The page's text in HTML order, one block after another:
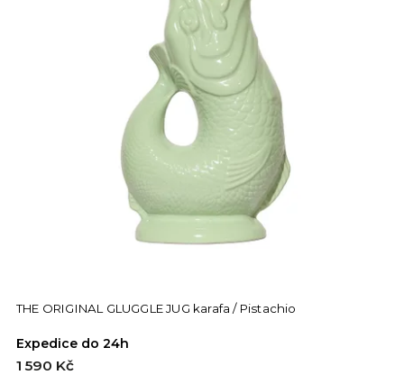
THE ORIGINAL GLUGGLE JUG karafa / Pistachio
Expedice do 24h
1 590 Kč